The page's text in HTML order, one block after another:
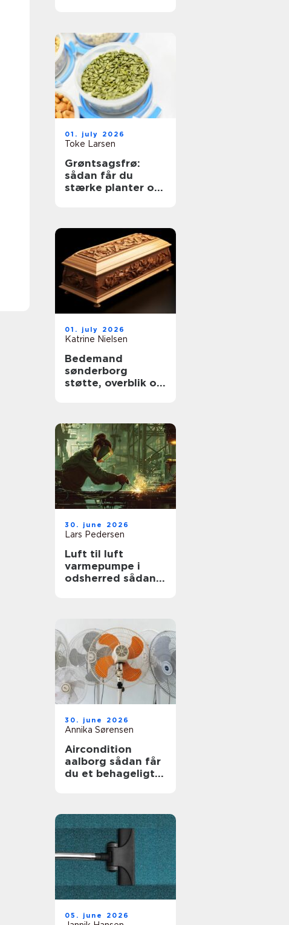
01. july 2026
Toke Larsen
Grøntsagsfrø:
sådan får du
stærke planter og
01. july 2026
Katrine Nielsen
Bedemand
sønderborg
støtte, overblik og
30. june 2026
Lars Pedersen
Luft til luft
varmepumpe i
odsherred sådan
30. june 2026
Annika Sørensen
Aircondition
aalborg sådan får
du et behageligt
05. june 2026